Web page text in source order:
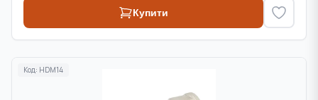
Купити
Код: HDM14